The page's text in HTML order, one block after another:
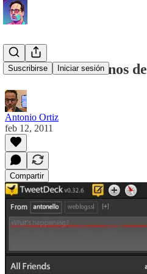
Suscribirse Iniciar sesión
TweetDeck a manos
Antonio Ortiz
feb 12, 2011
Compartir